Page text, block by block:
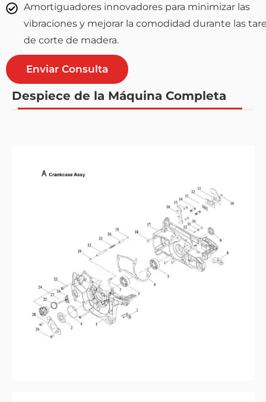
Amortiguadores innovadores para minimizar las
vibraciones y mejorar la comodidad durante las
de corte de madera.
Enviar Consulta
Despiece de la Máquina Completa